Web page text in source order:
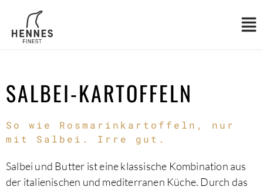
ZUBEREITUNG
SALBEI-KARTOFFELN
So wie Rosmarinkartoffeln, nur
mit Salbei. Irre gut.
Salbei und Butter ist eine klassische Kombination aus
der italienischen und mediterranen Küche. Durch das